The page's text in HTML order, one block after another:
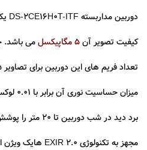
دوربین مداربسته DS-2CE16H0T-ITF یکی از دوربین های با کیفیت تصویر عالی در دسته
کیفیت تصویر آن5 مگاپیکسل
می باشد.
تعداد فریم های این دوربین برای تصاویر 5 مگاپیسکل معادل 20 فریم بر ثانیه و 4 مگاپیکسل (25 فریم) است .
میزان حساسیت نوری آن برابر با 0.01 لوکس است و با همین میزان از روشنایی یک تصویر رنگی در شب به شما میدهد.
برد دید در شب دوربین تا 20 متر را پوشش میدهد.
مجهز به تکنولوژی EXIR 2.0 هایک ویژن است، در این فناوری اشعه مادون قرمز تولید شده توسط LED های دوربین دارای برد بیشتری نسبت به فناوری IR بوده و تصویر با نویز کمتری ارائه و از تمرکز نور در مرکز آن نیز جلوگیری می شود.